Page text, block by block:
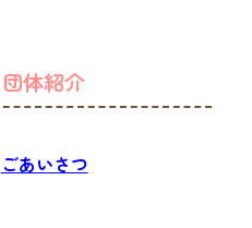
団体紹介
ごあいさつ